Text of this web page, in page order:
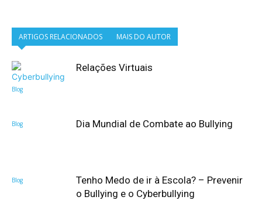
ARTIGOS RELACIONADOS MAIS DO AUTOR
Blog
Relações Virtuais
Blog Dia Mundial de Combate ao Bullying
Blog
Tenho Medo de ir à Escola? – Prevenir
o Bullying e o Cyberbullying